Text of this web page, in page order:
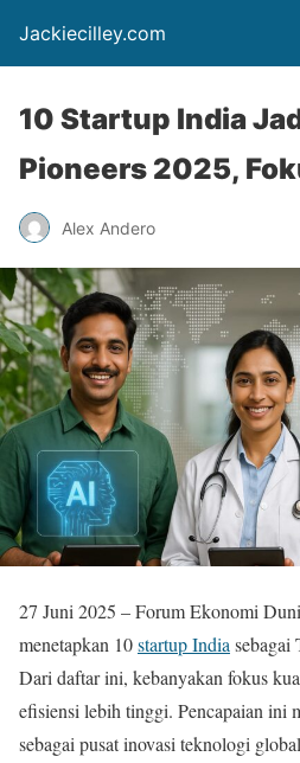
Jackiecilley.com
10 Startup India
Pioneers 2025,
Alex Andero
27 Juni 2025 – Forum Ekonomi
menetapkan 10startup India sebagai
Dari daftar ini, kebanyakan fokus
efisiensi lebih tinggi. Pencapaian ini
sebagai pusat inovasi teknologi